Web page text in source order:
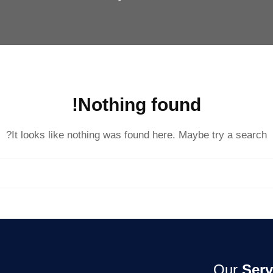
Nothing found!
It looks like nothing was found here. Maybe try a search?
Our